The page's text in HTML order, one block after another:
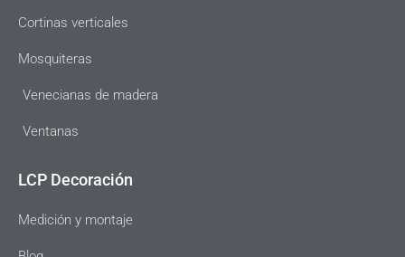
Cortinas verticales
Mosquiteras
Venecianas de madera
Ventanas
LCP Decoración
Medición y montaje